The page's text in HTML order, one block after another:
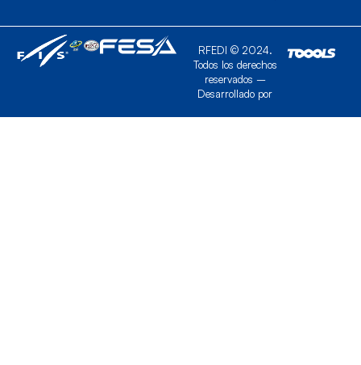
RFEDI © 2024.
Todos los derechos
reservados –
Desarrollado por